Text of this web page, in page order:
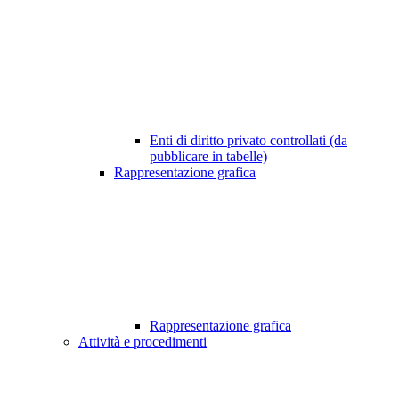
Enti di diritto privato controllati (da
pubblicare in tabelle)
Rappresentazione grafica
Rappresentazione grafica
Attività e procedimenti